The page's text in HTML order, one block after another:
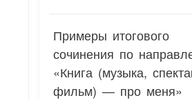
Примеры итогового
сочинения по
«Книга (музыка,
фильм) — про меня»